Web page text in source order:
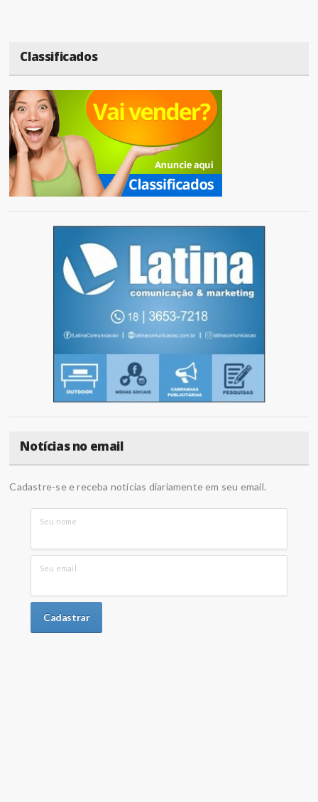
Classificados
Notícias no email
Cadastre-se e receba notícias diariamente em seu email.
Seu nome
Seu email